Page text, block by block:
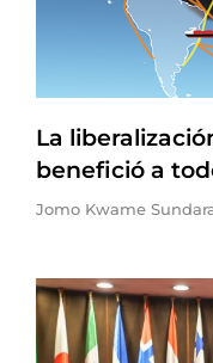
La
benefició a
Jomo Kwame